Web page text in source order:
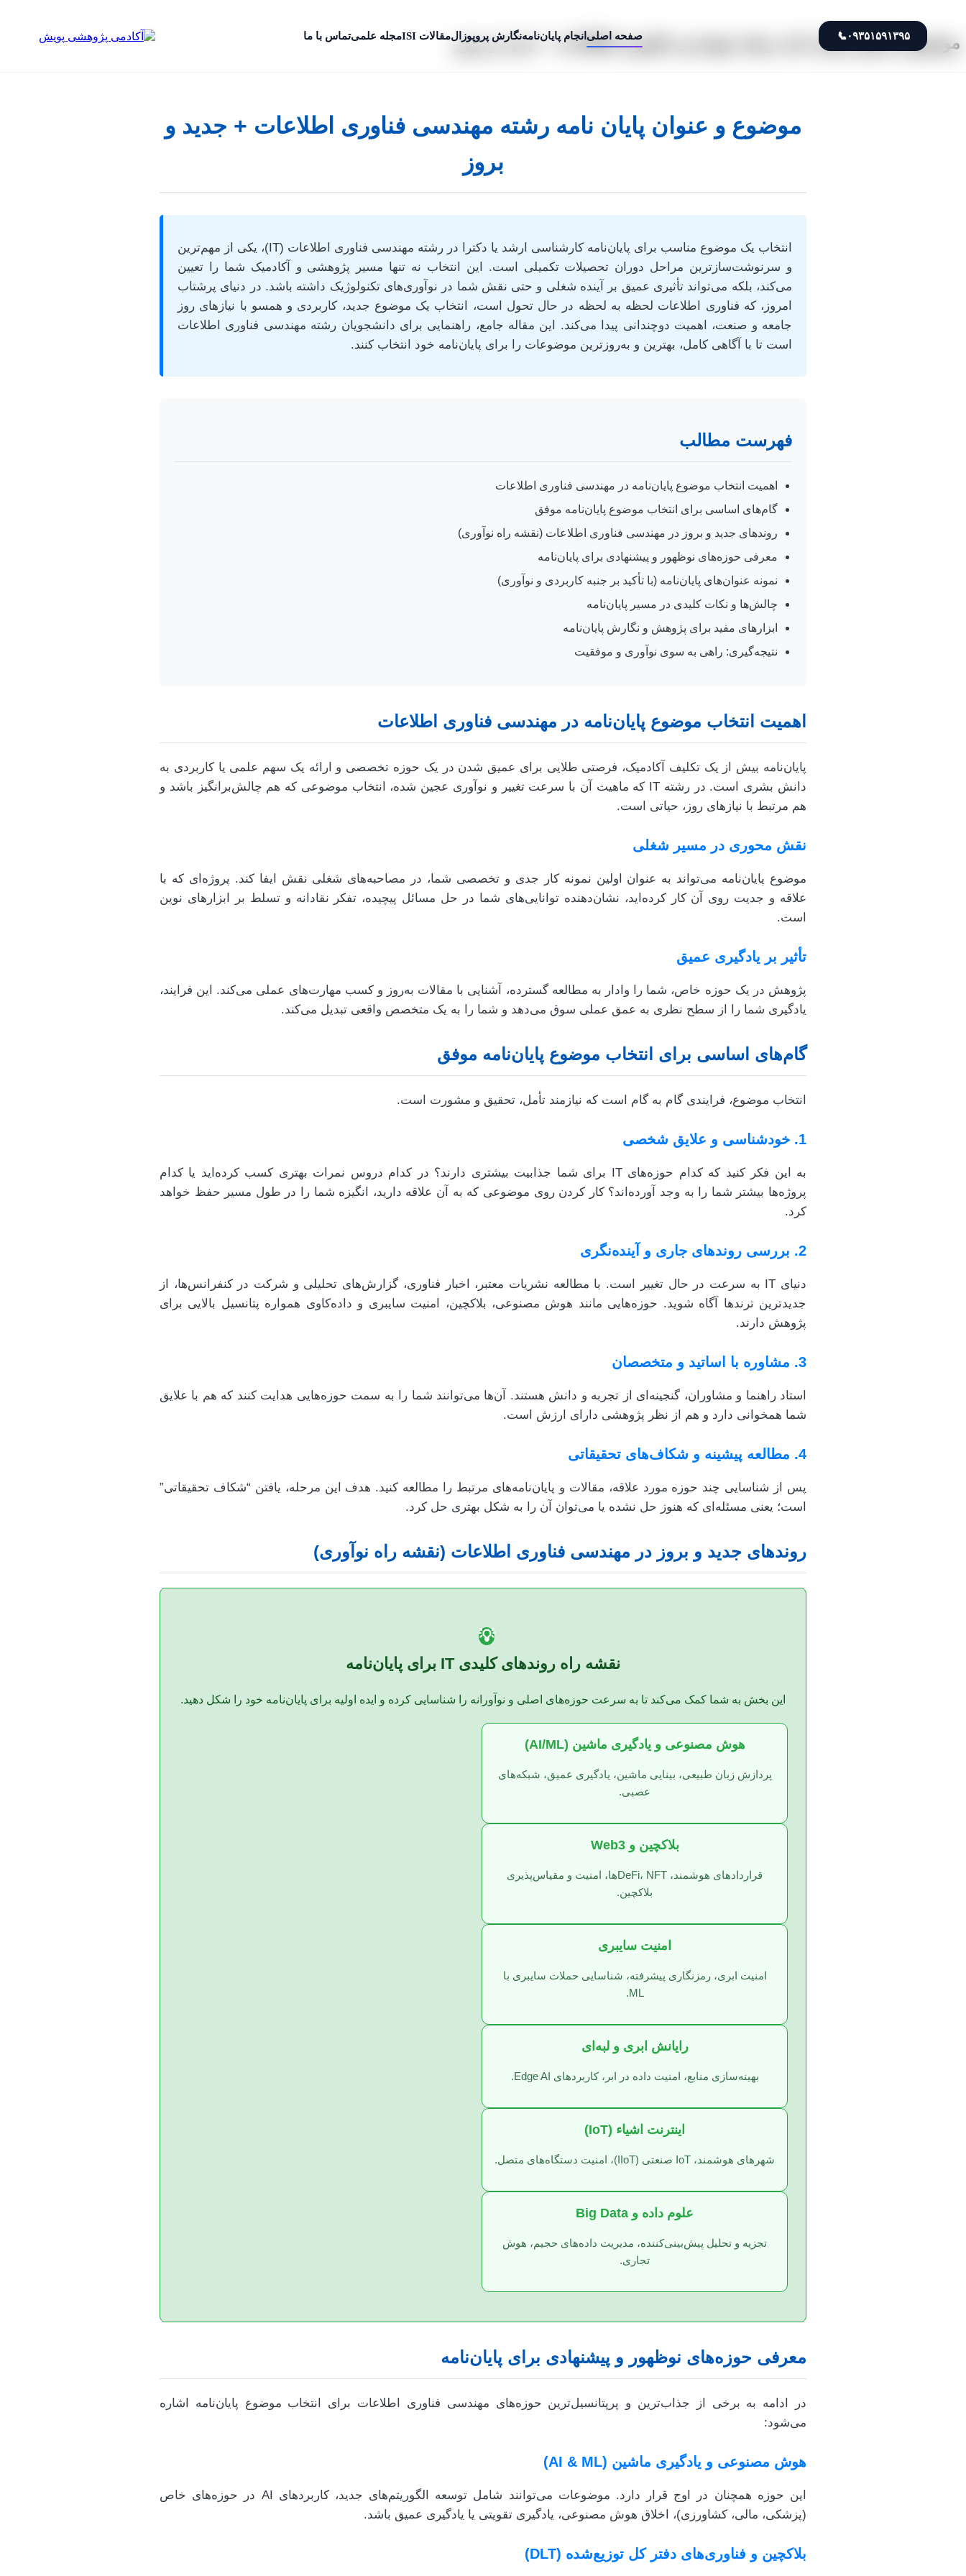
۰۹۳۵۱۵۹۱۳۹۵📞 صفحه اصلی انجام پایان‌نامهنگارش پروپوزالمقالات ISI مجله علمیتماس با ما موضوع و عنوان پایان نامه رشته مهندسی فناوری اطلاعات + جدید و بروز
موضوع و عنوان پایان نامه رشته مهندسی فناوری اطلاعات + جدید و
بروز
انتخاب یک موضوع مناسب برای پایان‌نامه کارشناسی ارشد یا دکترا در رشته مهندسی فناوری اطلاعات (IT)، یکی از مهم‌ترین
و سرنوشت‌سازترین مراحل دوران تحصیلات تکمیلی است. این انتخاب نه تنها مسیر پژوهشی و آکادمیک شما را تعیین
می‌کند، بلکه می‌تواند تأثیری عمیق بر آینده شغلی و حتی نقش شما در نوآوری‌های تکنولوژیک داشته باشد. در دنیای پرشتاب
امروز، که فناوری اطلاعات لحظه به لحظه در حال تحول است، انتخاب یک موضوع جدید، کاربردی و همسو با نیازهای روز
جامعه و صنعت، اهمیت دوچندانی پیدا می‌کند. این مقاله جامع، راهنمایی برای دانشجویان رشته مهندسی فناوری اطلاعات
است تا با آگاهی کامل، بهترین و به‌روزترین موضوعات را برای پایان‌نامه خود انتخاب کنند.
فهرست مطالب
اهمیت انتخاب موضوع پایان‌نامه در مهندسی فناوری اطلاعات
گام‌های اساسی برای انتخاب موضوع پایان‌نامه موفق
روندهای جدید و بروز در مهندسی فناوری اطلاعات (نقشه راه نوآوری)
معرفی حوزه‌های نوظهور و پیشنهادی برای پایان‌نامه
نمونه عنوان‌های پایان‌نامه (با تأکید بر جنبه کاربردی و نوآوری)
چالش‌ها و نکات کلیدی در مسیر پایان‌نامه
ابزارهای مفید برای پژوهش و نگارش پایان‌نامه
نتیجه‌گیری: راهی به سوی نوآوری و موفقیت
اهمیت انتخاب موضوع پایان‌نامه در مهندسی فناوری اطلاعات
پایان‌نامه بیش از یک تکلیف آکادمیک، فرصتی طلایی برای عمیق شدن در یک حوزه تخصصی و ارائه یک سهم علمی یا کاربردی به
دانش بشری است. در رشته IT که ماهیت آن با سرعت تغییر و نوآوری عجین شده، انتخاب موضوعی که هم چالش‌برانگیز باشد و
هم مرتبط با نیازهای روز، حیاتی است.
نقش محوری در مسیر شغلی
موضوع پایان‌نامه می‌تواند به عنوان اولین نمونه کار جدی و تخصصی شما، در مصاحبه‌های شغلی نقش ایفا کند. پروژه‌ای که با
علاقه و جدیت روی آن کار کرده‌اید، نشان‌دهنده توانایی‌های شما در حل مسائل پیچیده، تفکر نقادانه و تسلط بر ابزارهای نوین
است.
تأثیر بر یادگیری عمیق
پژوهش در یک حوزه خاص، شما را وادار به مطالعه گسترده، آشنایی با مقالات به‌روز و کسب مهارت‌های عملی می‌کند. این فرایند،
یادگیری شما را از سطح نظری به عمق عملی سوق می‌دهد و شما را به یک متخصص واقعی تبدیل می‌کند.
گام‌های اساسی برای انتخاب موضوع پایان‌نامه موفق
انتخاب موضوع، فرایندی گام به گام است که نیازمند تأمل، تحقیق و مشورت است.
1. خودشناسی و علایق شخصی
به این فکر کنید که کدام حوزه‌های IT برای شما جذابیت بیشتری دارند؟ در کدام دروس نمرات بهتری کسب کرده‌اید یا کدام
پروژه‌ها بیشتر شما را به وجد آورده‌اند؟ کار کردن روی موضوعی که به آن علاقه دارید، انگیزه شما را در طول مسیر حفظ خواهد
کرد.
2. بررسی روندهای جاری و آینده‌نگری
دنیای IT به سرعت در حال تغییر است. با مطالعه نشریات معتبر، اخبار فناوری، گزارش‌های تحلیلی و شرکت در کنفرانس‌ها، از
جدیدترین ترندها آگاه شوید. حوزه‌هایی مانند هوش مصنوعی، بلاکچین، امنیت سایبری و داده‌کاوی همواره پتانسیل بالایی برای
پژوهش دارند.
3. مشاوره با اساتید و متخصصان
استاد راهنما و مشاوران، گنجینه‌ای از تجربه و دانش هستند. آن‌ها می‌توانند شما را به سمت حوزه‌هایی هدایت کنند که هم با علایق
شما همخوانی دارد و هم از نظر پژوهشی دارای ارزش است.
4. مطالعه پیشینه و شکاف‌های تحقیقاتی
پس از شناسایی چند حوزه مورد علاقه، مقالات و پایان‌نامه‌های مرتبط را مطالعه کنید. هدف این مرحله، یافتن “شکاف تحقیقاتی”
است؛ یعنی مسئله‌ای که هنوز حل نشده یا می‌توان آن را به شکل بهتری حل کرد.
روندهای جدید و بروز در مهندسی فناوری اطلاعات (نقشه راه نوآوری)
💡
نقشه راه روندهای کلیدی IT برای پایان‌نامه
این بخش به شما کمک می‌کند تا به سرعت حوزه‌های اصلی و نوآورانه را شناسایی کرده و ایده اولیه برای پایان‌نامه خود را شکل دهید.
هوش مصنوعی و یادگیری ماشین (AI/ML)
پردازش زبان طبیعی، بینایی ماشین، یادگیری عمیق، شبکه‌های
عصبی.
بلاکچین و Web3
قراردادهای هوشمند، DeFi، NFTها، امنیت و مقیاس‌پذیری
بلاکچین.
امنیت سایبری
امنیت ابری، رمزنگاری پیشرفته، شناسایی حملات سایبری با
ML.
رایانش ابری و لبه‌ای
بهینه‌سازی منابع، امنیت داده در ابر، کاربردهای Edge AI.
اینترنت اشیاء (IoT)
شهرهای هوشمند، IoT صنعتی (IIoT)، امنیت دستگاه‌های متصل.
علوم داده و Big Data
تجزیه و تحلیل پیش‌بینی‌کننده، مدیریت داده‌های حجیم، هوش
تجاری.
معرفی حوزه‌های نوظهور و پیشنهادی برای پایان‌نامه
در ادامه به برخی از جذاب‌ترین و پرپتانسیل‌ترین حوزه‌های مهندسی فناوری اطلاعات برای انتخاب موضوع پایان‌نامه اشاره
می‌شود:
هوش مصنوعی و یادگیری ماشین (AI & ML)
این حوزه همچنان در اوج قرار دارد. موضوعات می‌توانند شامل توسعه الگوریتم‌های جدید، کاربردهای AI در حوزه‌های خاص
(پزشکی، مالی، کشاورزی)، اخلاق هوش مصنوعی، یادگیری تقویتی یا یادگیری عمیق باشد.
بلاکچین و فناوری‌های دفتر کل توزیع‌شده (DLT)